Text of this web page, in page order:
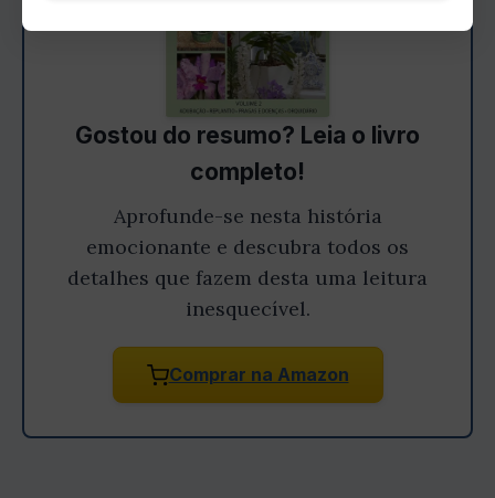
Gostou do resumo? Leia o livro
completo!
Aprofunde-se nesta história
emocionante e descubra todos os
detalhes que fazem desta uma leitura
inesquecível.
Comprar na Amazon